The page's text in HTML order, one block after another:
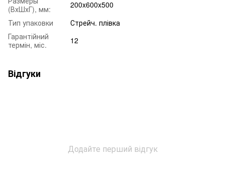
(ВхШхГ), мм:
200x600x500
Тип упаковки
Стрейч. плівка
Гарантійний
термін, міс.
12
Відгуки
Додайте перший відгук